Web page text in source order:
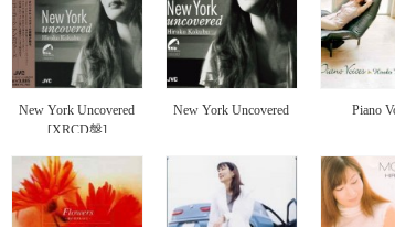
New York Uncovered
[XRCD盤]
New York Uncovered Piano